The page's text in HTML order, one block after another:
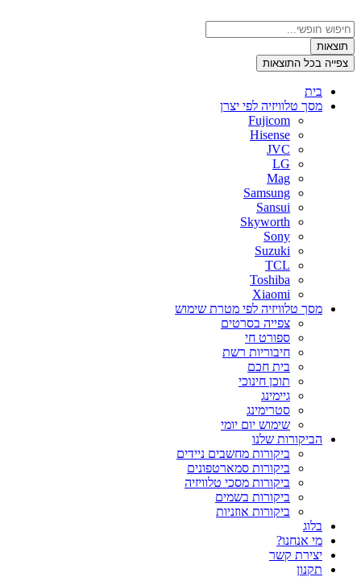
לתוכן
Search
...תוצאות
צפייה בכל התוצאות
בית
מסך טלוויזיה לפי יצרן
Fujicom
Hisense
JVC
LG
Mag
Samsung
Sansui
Skyworth
Sony
Suzuki
TCL
Toshiba
Xiaomi
מסך טלוויזיה לפי מטרת שימוש
צפייה בסרטים
ספורט חי
חיבוריות רשת
בית חכם
תוכן חינוכי
גיימינג
סטרימינג
שימוש יום יומי
הביקורות שלנו
ביקורות מחשבים ניידים
ביקורות סמארטפונים
ביקורות מסכי טלוויזיה
ביקורות בשמים
ביקורות אוזניות
בלוג
מי אנחנו?
יצירת קשר
תקנון